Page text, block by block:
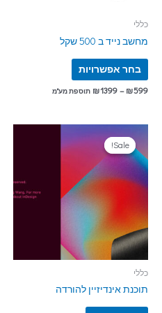
כללי
מחשב נייד ב 500 שקל
בחר אפשרויות
₪599
–
₪1399 תוספת מע"מ
Sale!
Sale!
כללי
תוכנת אינדיזיין להורדה